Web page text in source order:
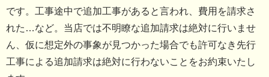
です。工事途中で追加工事があると言われ、費用を請求さ
れた…など。当店では不明瞭な追加請求は絶対に行いませ
ん、仮に想定外の事象が見つかった場合でも許可なき先行
工事による追加請求は絶対に行わないことをお約束いたし